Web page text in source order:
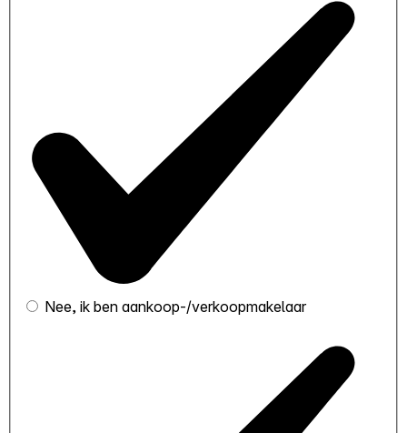
Nee, ik ben aankoop-/verkoopmakelaar